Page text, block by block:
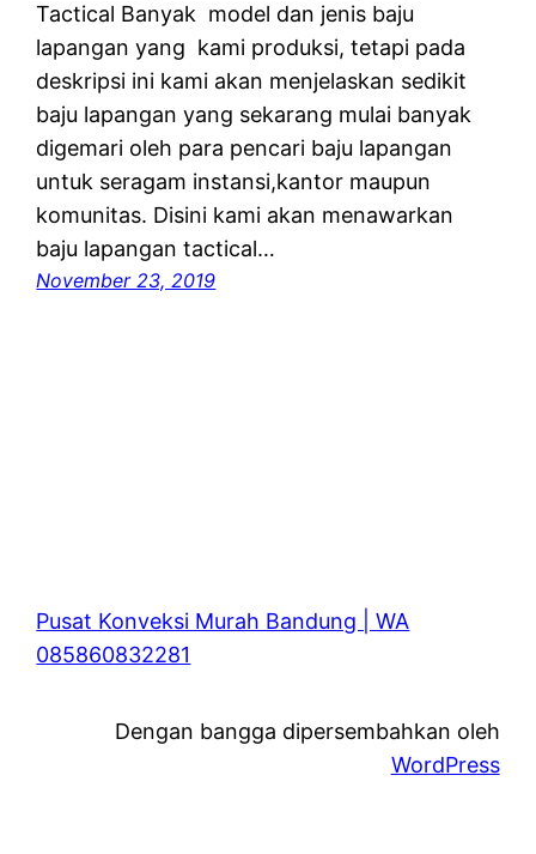
Tactical Banyak model dan jenis baju
lapangan yang kami produksi, tetapi pada
deskripsi ini kami akan menjelaskan sedikit
baju lapangan yang sekarang mulai banyak
digemari oleh para pencari baju lapangan
untuk seragam instansi,kantor maupun
komunitas. Disini kami akan menawarkan
baju lapangan tactical…
November 23, 2019
Pusat Konveksi Murah Bandung | WA
085860832281
Dengan bangga dipersembahkan oleh
WordPress